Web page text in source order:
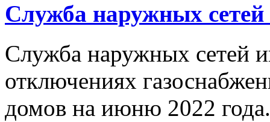
Служба наружных
Служба наружных сетей
отключениях
домов на июню 2022